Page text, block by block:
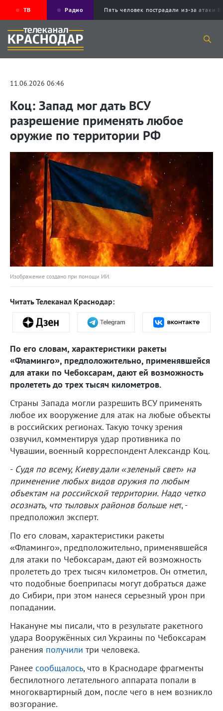
ТВ Радио Пять человек пострадали из-за
11.06.2026 06:46
Коц: Запад мог дать ВСУ
разрешение применять любое
оружие по территории РФ
Изображение создано при помощи ИИ.
Читать Телеканал Краснодар:
По его словам, характеристики ракеты
«Фламинго», предположительно, применявшейся
для атаки по Чебоксарам, дают ей возможность
пролететь до трех тысяч километров.
Страны Запада могли разрешить ВСУ применять
любое их вооружение для атак на любые объекты
в российских регионах. Такую точку зрения
озвучил, комментируя удар противника по
Чувашии, военный корреспондент Александр Коц.
- Судя по всему, Киеву дали «зеленый свет» на
применение любых видов оружия по любым
объектам на российской территории. Надо четко
осознать, что тыловых районов больше нет, -
предположил эксперт.
По его словам, характеристики ракеты
«Фламинго», предположительно, применявшейся
для атаки по Чебоксарам, дают ей возможность
пролететь до трех тысяч километров. Он отметил,
что подобные боеприпасы могут добраться даже
до Сибири, при этом нанеся серьезный урон при
попадании.
Накануне мы писали, что в результате ракетного
удара Вооружённых сил Украины по Чебоксарам
ранения получили три человека.
Ранее сообщалось, что в Краснодаре фрагменты
беспилотного летательного аппарата попали в
многоквартирный дом, после чего в нем возникло
возгорание.